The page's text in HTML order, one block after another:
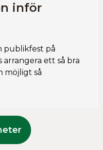
inför
publikfest på
arrangera ett så bra
möjligt så